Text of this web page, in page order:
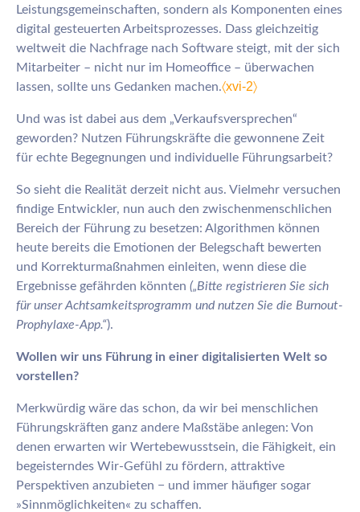
Leistungsgemeinschaften, sondern als Komponenten eines
digital gesteuerten Arbeitsprozesses. Dass gleichzeitig
weltweit die Nachfrage nach Software steigt, mit der sich
Mitarbeiter – nicht nur im Homeoffice – überwachen
lassen, sollte uns Gedanken machen.〈xvi-2〉
Und was ist dabei aus dem „Verkaufsversprechen“
geworden? Nutzen Führungskräfte die gewonnene Zeit
für echte Begegnungen und individuelle Führungsarbeit?
So sieht die Realität derzeit nicht aus. Vielmehr versuchen
findige Entwickler, nun auch den zwischenmenschlichen
Bereich der Führung zu besetzen: Algorithmen können
heute bereits die Emotionen der Belegschaft bewerten
und Korrekturmaßnahmen einleiten, wenn diese die
Ergebnisse gefährden könnten („Bitte registrieren Sie sich
für unser Achtsamkeitsprogramm und nutzen Sie die Burnout-
Prophylaxe-App.“).
Wollen wir uns Führung in einer digitalisierten Welt so
vorstellen?
Merkwürdig wäre das schon, da wir bei menschlichen
Führungskräften ganz andere Maßstäbe anlegen: Von
denen erwarten wir Wertebewusstsein, die Fähigkeit, ein
begeisterndes Wir-Gefühl zu fördern, attraktive
Perspektiven anzubieten − und immer häufiger sogar
»Sinnmöglichkeiten« zu schaffen.